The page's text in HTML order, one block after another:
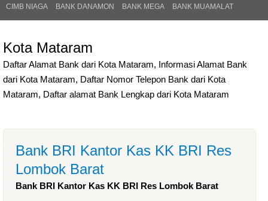
CIMB NIAGA
BANK DANAMON BANK MEGA BANK MUAMALAT
Kota Mataram
Daftar Alamat Bank dari Kota Mataram, Informasi Alamat Bank
dari Kota Mataram, Daftar Nomor Telepon Bank dari Kota
Mataram, Daftar alamat Bank Lengkap dari Kota Mataram
Bank BRI Kantor Kas KK BRI Res
Lombok Barat
Bank BRI Kantor Kas KK BRI Res Lombok Barat